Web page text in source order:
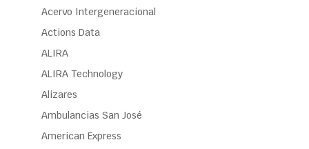
Acervo Intergeneracional
Actions Data
ALIRA
ALIRA Technology
Alizares
Ambulancias San José
American Express